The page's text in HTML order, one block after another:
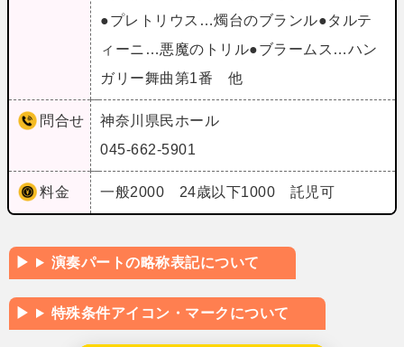
●プレトリウス…燭台のブランル●タルテ
ィーニ…悪魔のトリル●ブラームス…ハン
ガリー舞曲第1番 他
問合せ
神奈川県民ホール
045-662-5901
料金 一般2000 24歳以下1000 託児可
演奏パートの略称表記について
特殊条件アイコン・マークについて